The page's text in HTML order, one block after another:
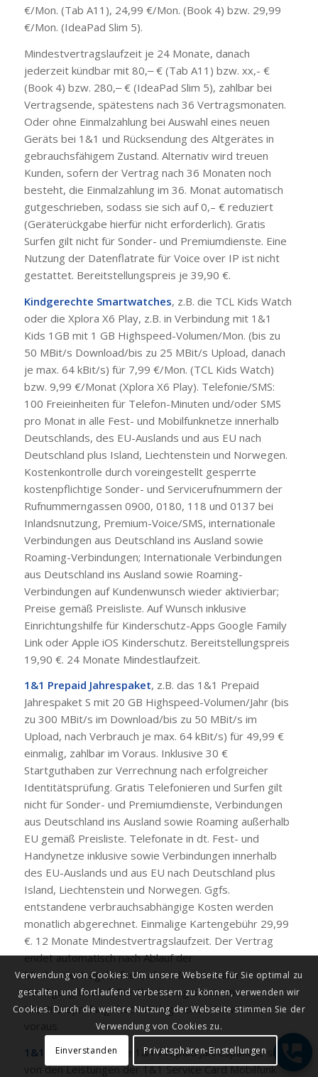
€/Mon. (Tab A11), 24,99 €/Mon. (Book 4) bzw. 29,99
€/Mon. (IdeaPad Slim 5).
Mindestvertragslaufzeit je 24 Monate, danach
jederzeit kündbar mit 80,‒ € (Tab A11) bzw. xx,- €
(Book 4) bzw. 280,‒ € (IdeaPad Slim 5), zahlbar bei
Vertragsende, spätestens nach 36 Vertragsmonaten.
Oder ohne Einmalzahlung bei Auswahl eines neuen
Geräts bei 1&1 und Rücksendung des Altgerätes in
gebrauchsfähigem Zustand. Alternativ wird treuen
Kunden, sofern der Vertrag nach 36 Monaten noch
besteht, die Einmalzahlung im 36. Monat automatisch
gutgeschrieben, sodass sie sich auf 0,– € reduziert
(Geräterückgabe hierfür nicht erforderlich). Gratis
Surfen gilt nicht für Sonder- und Premiumdienste. Eine
Nutzung der Datenflatrate für Voice over IP ist nicht
gestattet. Bereitstellungspreis je 39,90 €.
Kindgerechte Smartwatches, z.B. die TCL Kids Watch
oder die Xplora X6 Play, z.B. in Verbindung mit 1&1
Kids 1GB mit 1 GB Highspeed-Volumen/Mon. (bis zu
50 MBit/s Download/bis zu 25 MBit/s Upload, danach
je max. 64 kBit/s) für 7,99 €/Mon. (TCL Kids Watch)
bzw. 9,99 €/Monat (Xplora X6 Play). Telefonie/SMS:
100 Freieinheiten für Telefon-Minuten und/oder SMS
pro Monat in alle Fest- und Mobilfunknetze innerhalb
Deutschlands, des EU-Auslands und aus EU nach
Deutschland plus Island, Liechtenstein und Norwegen.
Kostenkontrolle durch voreingestellt gesperrte
kostenpflichtige Sonder- und Servicerufnummern der
Rufnummerngassen 0900, 0180, 118 und 0137 bei
Inlandsnutzung, Premium-Voice/SMS, internationale
Verbindungen aus Deutschland ins Ausland sowie
Roaming-Verbindungen; Internationale Verbindungen
aus Deutschland ins Ausland sowie Roaming-
Verbindungen auf Kundenwunsch wieder aktivierbar;
Preise gemäß Preisliste. Auf Wunsch inklusive
Einrichtungshilfe für Kinderschutz-Apps Google Family
Link oder Apple iOS Kinderschutz. Bereitstellungspreis
19,90 €. 24 Monate Mindestlaufzeit.
1&1 Prepaid Jahrespaket, z.B. das 1&1 Prepaid
Jahrespaket S mit 20 GB Highspeed-Volumen/Jahr (bis
zu 300 MBit/s im Download/bis zu 50 MBit/s im
Upload, nach Verbrauch je max. 64 kBit/s) für 49,99 €
einmalig, zahlbar im Voraus. Inklusive 30 €
Startguthaben zur Verrechnung nach erfolgreicher
Identitätsprüfung. Gratis Telefonieren und Surfen gilt
nicht für Sonder- und Premiumdienste, Verbindungen
aus Deutschland ins Ausland sowie Roaming außerhalb
EU gemäß Preisliste. Telefonate in dt. Fest- und
Handynetze inklusive sowie Verbindungen innerhalb
des EU-Auslands und aus EU nach Deutschland plus
Island, Liechtenstein und Norwegen. Ggfs.
entstandene verbrauchsabhängige Kosten werden
monatlich abgerechnet. Einmalige Kartengebühr 29,99
€. 12 Monate Mindestvertragslaufzeit. Der Vertrag
endet automatisch nach Ablauf der
Mindestvertragslaufzeit, ohne dass es einer
Kündigung bedarf. Die Aktivierung setzt eine
Identitätsprüfung durch Vorlage eines Ausweises
1&1 Service Card: Die 1&1 Prepaid Jahrespakete sind
von den Leistungen der 1&1 Service Card Mobilfunk
Verwendung von Cookies: Um unsere Webseite für Sie optimal zu
gestalten und fortlaufend verbessern zu können, verwenden wir
Cookies. Durch die weitere Nutzung der Webseite stimmen Sie der
Verwendung von Cookies zu.
Einverstanden
Privatsphären-Einstellungen